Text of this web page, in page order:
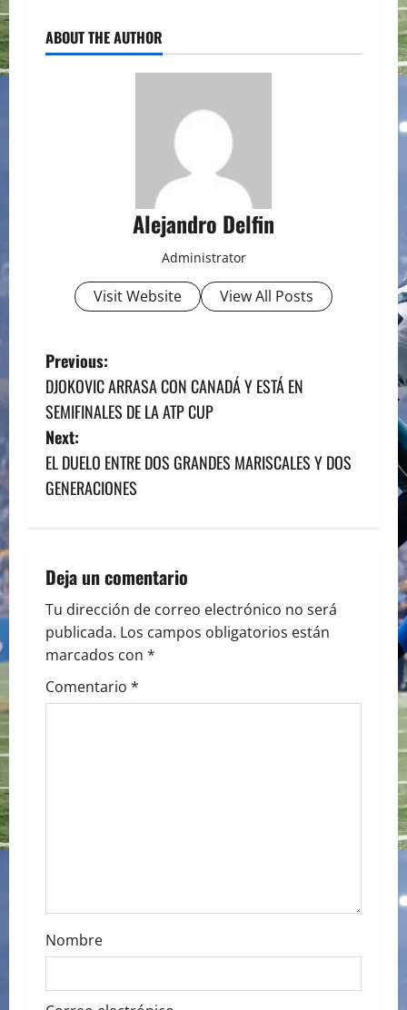
ABOUT THE AUTHOR
Alejandro Delfin
Administrator
Visit Website View All Posts
P
o
s
t
v
i
g
a
Previous:
DJOKOVIC ARRASA CON CANADÁ Y ESTÁ EN
SEMIFINALES DE LA ATP CUP
Next:
EL DUELO ENTRE DOS GRANDES MARISCALES Y DOS
GENERACIONES
Deja un comentario
Tu dirección de correo electrónico no será
publicada. Los campos obligatorios están
marcados con *
Comentario *
Nombre